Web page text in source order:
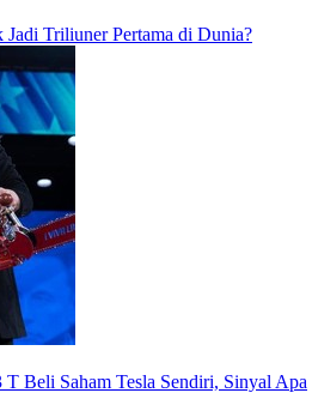
Triliuner Pertama di Dunia?
Beli Saham Tesla Sendiri, Sinyal Apa